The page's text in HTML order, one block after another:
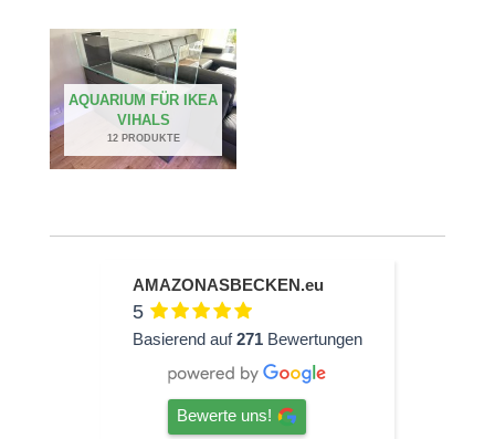
AQUARIUM FÜR IKEA
VIHALS
12 PRODUKTE
AMAZONASBECKEN.eu
5
Basierend auf271 Bewertungen
Bewerte uns!